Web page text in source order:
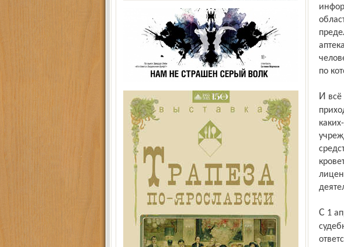
по
И всё же ситуация постепенно улучшается, считает Тать­яна Борисовна. Если в апреле
С 1 апреля по 30 августа Управлением Росздравнадзора по Ярославской области в